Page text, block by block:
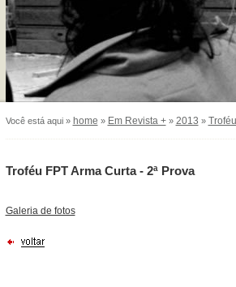
Você está aqui » home » Em Revista +» 2013 »
Troféu FPT Arma Curta - 2ª Prova
Galeria de fotos